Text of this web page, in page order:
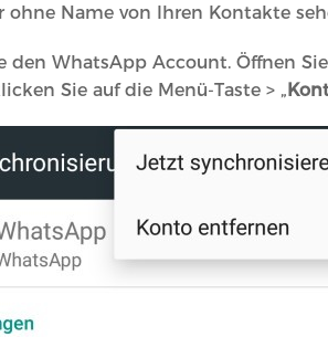
ohne Name von Ihren Kontakte
den WhatsApp Account. Öffnen Sie
Sie auf die Menü-Taste > „